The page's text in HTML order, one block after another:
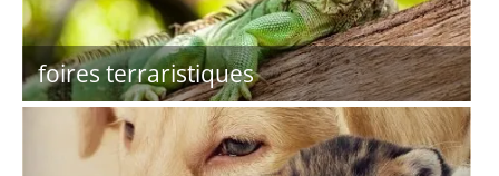
foires terraristiques